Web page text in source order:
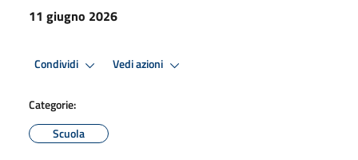
11 giugno 2026
Condividi Vedi azioni
Categorie:
Scuola